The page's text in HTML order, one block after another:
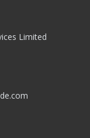
Limited